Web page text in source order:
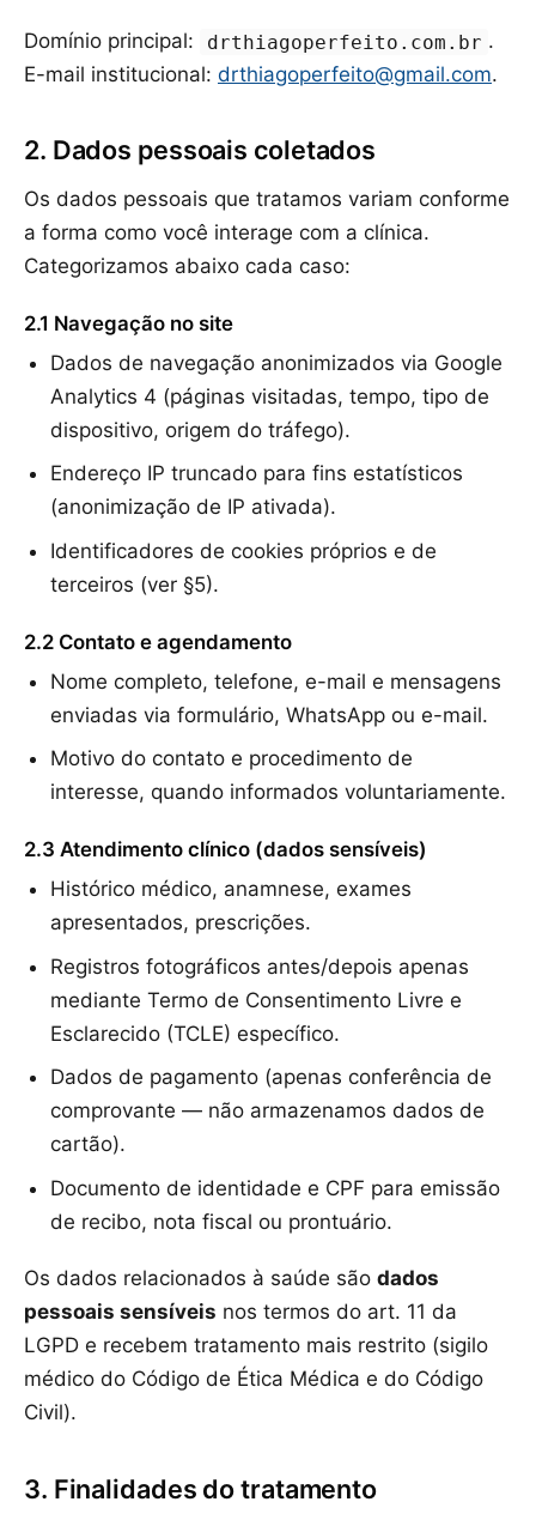
Domínio principal: drthiagoperfeito.com.br .
E-mail institucional: drthiagoperfeito@gmail.com.
2. Dados pessoais coletados
Os dados pessoais que tratamos variam conforme
a forma como você interage com a clínica.
Categorizamos abaixo cada caso:
2.1 Navegação no site
Dados de navegação anonimizados via Google
Analytics 4 (páginas visitadas, tempo, tipo de
dispositivo, origem do tráfego).
Endereço IP truncado para fins estatísticos
(anonimização de IP ativada).
Identificadores de cookies próprios e de
terceiros (ver §5).
2.2 Contato e agendamento
Nome completo, telefone, e-mail e mensagens
enviadas via formulário, WhatsApp ou e-mail.
Motivo do contato e procedimento de
interesse, quando informados voluntariamente.
2.3 Atendimento clínico (dados sensíveis)
Histórico médico, anamnese, exames
apresentados, prescrições.
Registros fotográficos antes/depois apenas
mediante Termo de Consentimento Livre e
Esclarecido (TCLE) específico.
Dados de pagamento (apenas conferência de
comprovante — não armazenamos dados de
cartão).
Documento de identidade e CPF para emissão
de recibo, nota fiscal ou prontuário.
Os dados relacionados à saúde são dados
pessoais sensíveis nos termos do art. 11 da
LGPD e recebem tratamento mais restrito (sigilo
médico do Código de Ética Médica e do Código
Civil).
3. Finalidades do tratamento